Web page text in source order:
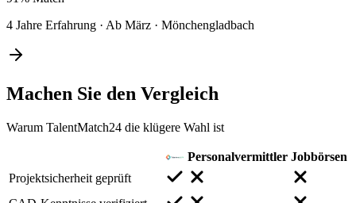
4 Jahre Erfahrung · Ab März · Mönchengladbach
Machen Sie den Vergleich
Warum TalentMatch24 die klügere Wahl ist
Personalvermittler Jobbörsen
Projektsicherheit geprüft